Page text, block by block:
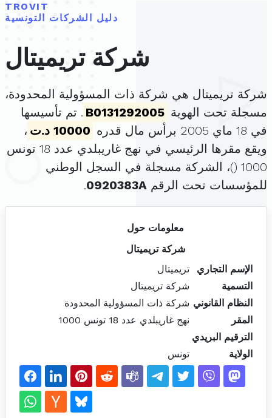
TROVIT
دليل الشركات التونسية
شركة تريميتال
شركة تريميتال هي شركة ذات المسؤولية المحدودة،
مسجلة تحت الهوية B0131292005 . تم تأسيسها
في 18 ماي 2005 برأس مال قدره
10000 د.ت
،
ويقع مقرها الرئيسي في نهج غاريبلدي عدد 18 تونس
1000 ( )، الشركة مسجلة في السجل الوطني
للمؤسسات تحت الرقم 0920383A
.
معلومات حول
شركة تريميتال
الإسم التجاري
تريميتال
التسمية
شركة تريميتال
النظام القانوني شركة ذات المسؤولية المحدودة
المقر
نهج غاريبلدي عدد 18 تونس 1000
الترقيم البريدي
الولاية
تونس